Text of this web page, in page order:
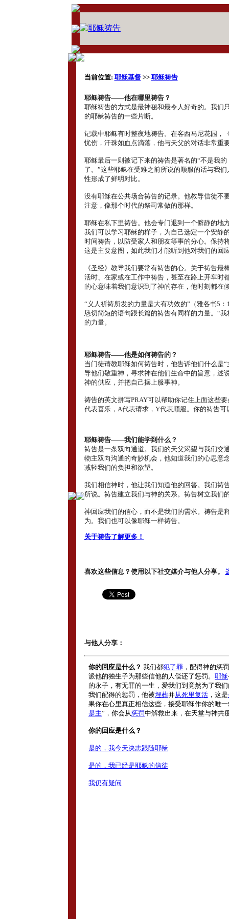
当前位置: 耶稣基督>> 耶稣祷告
耶稣祷告――他在哪里祷告？
耶稣祷告的方式是最神秘和最令人好奇的。我们
的耶稣祷告的一些片断。
记载中耶稣有时整夜地祷告。在客西马尼花园，
忧伤，汗珠如血点滴落，他与天父的对话非常重
耶稣最后一则被记下来的祷告是著名的“不是我
了。”这些耶稣在受难之前所说的顺服的话与我
性形成了鲜明对比。
没有耶稣在公共场合祷告的记录。他教导信徒不
注意，像那个时代的祭司常做的那样。
耶稣在私下里祷告。他会专门退到一个僻静的地
我们可以学习耶稣的样子，为自己选定一个安静
时间祷告，以防受家人和朋友等事的分心。保持
这是主要意图，如此我们才能听到他对我们的回
《圣经》教导我们要常有祷告的心。关于祷告最
活时、在家或在工作中祷告，甚至在路上开车时
的心意味着我们意识到了神的存在，他时刻都在
“义人祈祷所发的力量是大有功效的”（雅各书5
恳切简短的语句跟长篇的祷告有同样的力量。“我
的力量。
耶稣祷告――他是如何祷告的？
当门徒请教耶稣如何祷告时，他告诉他们什么是
导他们敬重神，寻求神在他们生命中的旨意，述
神的供应，并把自己摆上服事神。
祷告的英文拼写PRAY可以帮助你记住上面这些
代表喜乐，A代表请求，Y代表顺服。你的祷告可
耶稣祷告――我们能学到什么？
祷告是一条双向通道。我们的天父渴望与我们交
物主双向沟通的奇妙机会，他知道我们的心思意
减轻我们的负担和欲望。
我们相信神时，他让我们知道他的回答。我们祷
所说。祷告建立我们与神的关系。祷告树立我们
神回应我们的信心，而不是我们的需求。祷告是
为。我们也可以像耶稣一样祷告。
关于祷告了解更多！
喜欢这些信息？使用以下社交媒介与他人分享。
与他人分享：